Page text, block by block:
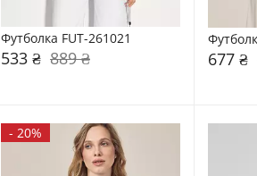
Футболка FUT-261021
533 ₴ 889 ₴ 677 ₴
- 20%